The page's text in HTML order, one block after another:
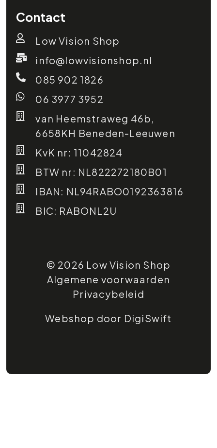
Contact
Low Vision Shop
info@lowvisionshop.nl
085 902 1826
06 3977 3952
van Heemstraweg 46b,
6658KH Beneden-Leeuwen
KvK nr: 11042824
BTW nr: NL822272180B01
IBAN: NL94RABO0192363816
BIC: RABONL2U
© 2026 Low Vision Shop
Algemene voorwaarden
Privacybeleid
Webshop door DigiSwift